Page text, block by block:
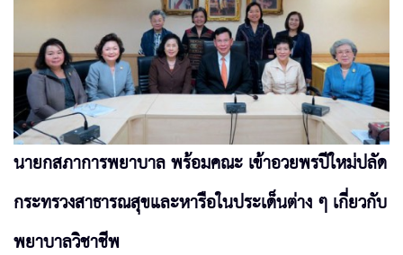
นายกสภาการพยาบาล พร้อมคณะ เข้าอวยพรปีใหม่ปลัด
กระทรวงสาธารณสุขและหารือในประเด็นต่าง ๆ เกี่ยวกับ
พยาบาลวิชาชีพ